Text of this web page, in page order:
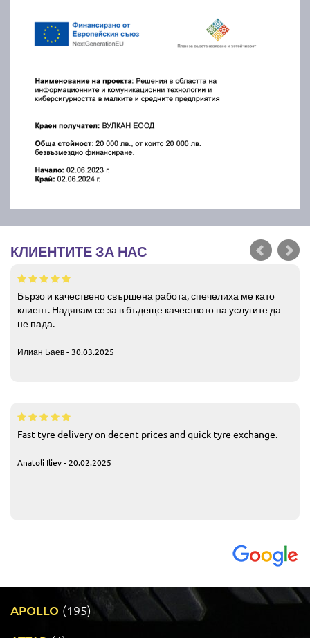
КЛИЕНТИТЕ ЗА НАС
Бързо и качествено свършена работа, спечелиха ме като
клиент. Надявам се за в бъдеще качеството на услугите да
не пада.
Илиан Баев - 30.03.2025
Fast tyre delivery on decent prices and quick tyre exchange.
Anatoli Iliev - 20.02.2025
APOLLO (195)